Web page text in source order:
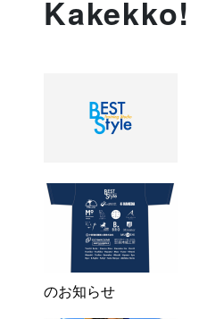
Kakekko!
のお知らせ